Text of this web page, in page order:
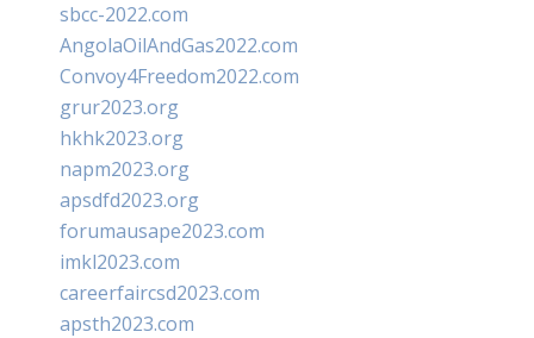
sbcc-2022.com
AngolaOilAndGas2022.com
Convoy4Freedom2022.com
grur2023.org
hkhk2023.org
napm2023.org
apsdfd2023.org
forumausape2023.com
imkl2023.com
careerfaircsd2023.com
apsth2023.com